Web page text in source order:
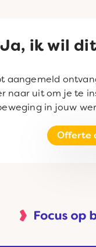
Ja, ik wil
aangemeld
naar uit om je te
in jouw
Offerte